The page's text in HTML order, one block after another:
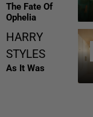
The Fate Of
Ophelia
HARRY
STYLES
As It Was